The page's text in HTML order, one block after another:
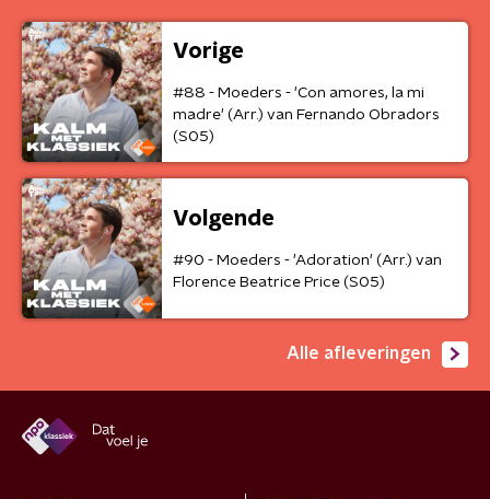
Vorige
#88 - Moeders - 'Con amores, la mi
madre' (Arr.) van Fernando Obradors
(S05)
Volgende
#90 - Moeders - 'Adoration' (Arr.) van
Florence Beatrice Price (S05)
Alle afleveringen